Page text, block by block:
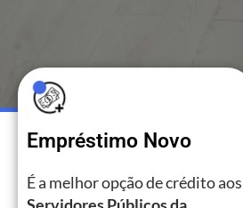
Empréstimo Novo
É a melhor opção de crédito aos